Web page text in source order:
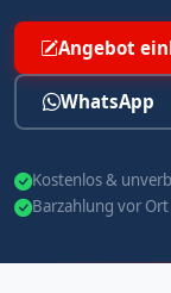
Angebot
WhatsApp
Kostenlos &
Barzahlung vor Ort